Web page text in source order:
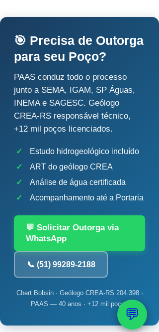
🎯 Precisa de Outorga
para seu Poço?
PAAS conduz todo o processo
junto a SEMA, IGAM, SP Águas,
INEMA e SAGESC. Geólogo
CREA-RS responsável técnico,
+12 mil poços licenciados.
✓
Estudo hidrogeológico incluído
✓
ART do geólogo CREA
✓
Análise de água certificada
✓
Acompanhamento até a Portaria
💬 Solicitar Outorga via
WhatsApp
📞 (51) 99289-2188
Chert Bobsin · Geólogo CREA-RS 204.398 ·
PAAS — 40 anos · +12 mil poços
💬